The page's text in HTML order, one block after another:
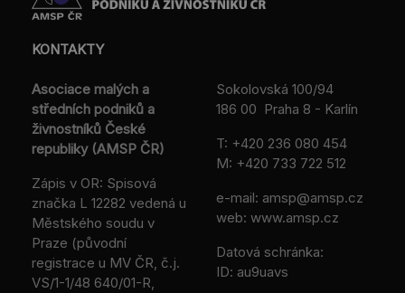
KONTAKTY
Asociace malých a
středních podniků a
živnostníků České
republiky (AMSP ČR)
Zápis v OR: Spisová
značka L 12282 vedená u
Městského soudu v
Praze (původní
registrace u MV ČR, č.j.
VS/1-1/48 640/01-R,
Sokolovská 100/94
186 00 Praha 8 - Karlín
T: +420 236 080 454
M: +420 733 722 512
e-mail: amsp@amsp.cz
web: www.amsp.cz
Datová schránka:
ID: au9uavs